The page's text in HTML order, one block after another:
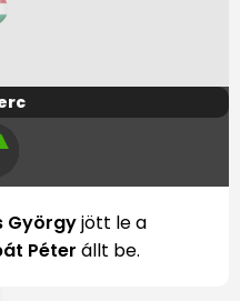
Györgyjött le a
Péter állt be.